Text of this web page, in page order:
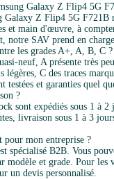
Galaxy Z Flip4 5G
Galaxy Z Flip4 5G F721B
et main d'œuvre, à
notre SAV prend en
les grades A+, A, B, C ?
neuf, A présente très
légères, C des traces
testées et garanties quel
?
sont expédiés sous 1 à 2
livraison sous 1 à 3
pour mon entreprise ?
spécialisé B2B. Vous
modèle et grade. Pour les
un devis personnalisé.